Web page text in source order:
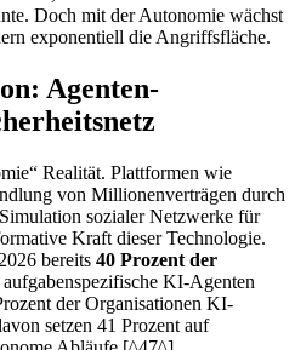
Doch mit der Autonomie wächst
exponentiell die Angriffsfläche.
Agenten-
Realität. Plattformen wie
von Millionenverträgen durch
sozialer Netzwerke für
Kraft dieser Technologie.
bereits 40 Prozent der
aufgabenspezifische KI-Agenten
der Organisationen KI-
setzen 41 Prozent auf